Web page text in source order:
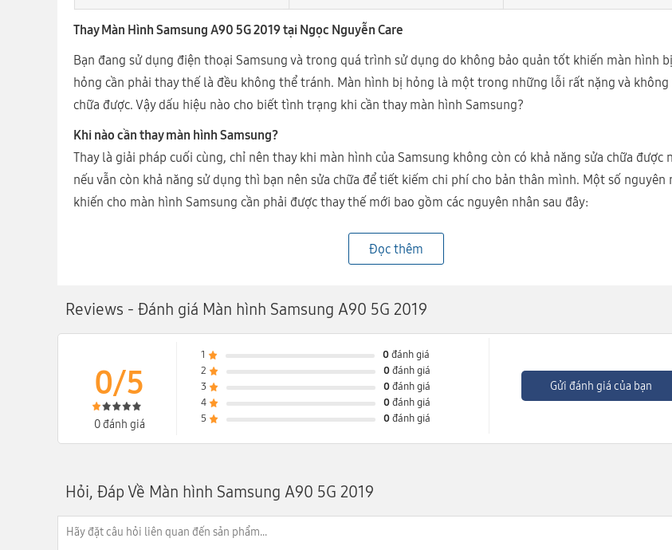
Thay Màn Hình Samsung A90 5G 2019 tại Ngọc Nguyễn Care
Bạn đang sử dụng điện thoại Samsung và trong quá trình sử dụng do không bảo quản tốt khiến màn hình
hỏng cần phải thay thế là đều không thể tránh. Màn hình bị hỏng là một trong những lỗi rất nặng và không
chữa được. Vậy dấu hiệu nào cho biết tình trạng khi cần thay màn hình Samsung?
Khi nào cần thay màn hình Samsung?
Thay là giải pháp cuối cùng, chỉ nên thay khi màn hình của Samsung không còn có khả năng sửa chữa được
nếu vẫn còn khả năng sử dụng thì bạn nên sửa chữa để tiết kiếm chi phí cho bản thân mình. Một số nguyên
khiến cho màn hình Samsung cần phải được thay thế mới bao gồm các nguyên nhân sau đây:
- Màn hình Samsung bị vỡ, nhiễu màu, không hiển thị như bình thường dù cảm ứng vẫn hoạt động được bình
- Màn hình Samsung hiển thị sai màu sắc, sọc màu, loang màu.
Đọc thêm
Reviews - Đánh giá Màn hình Samsung A90 5G 2019
0/5
0 đánh giá
1 0đánh giá
2
0đánh giá
3
0đánh giá
4
0đánh giá
5
0đánh giá
Gửi đánh giá của bạn
Hỏi, Đáp Về Màn hình Samsung A90 5G 2019